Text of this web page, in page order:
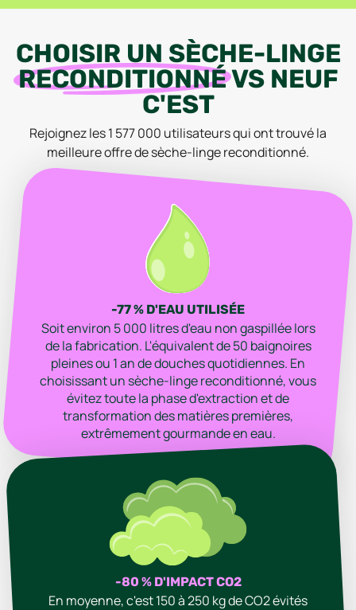
CHOISIR UN SÈCHE-LINGE
RECONDITIONNÉVS NEUF
C'EST
Rejoignez les1 577 000 utilisateurs qui ont trouvé la
meilleure offrede sèche-lingereconditionné.
-77 % D'EAU UTILISÉE
Soit environ 5 000 litres d'eau non gaspillée lors
de la fabrication. L'équivalent de 50 baignoires
pleines ou 1 an de douches quotidiennes. En
choisissant un sèche-linge reconditionné, vous
évitez toute la phase d'extraction et de
transformation des matières premières,
extrêmement gourmande en eau.
-80 % D'IMPACT CO2
En moyenne, c'est 150 à 250 kg de CO2 évités